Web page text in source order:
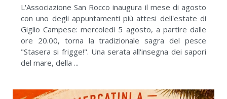
L'Associazione San Rocco inaugura il mese di agosto
con uno degli appuntamenti più attesi dell'estate di
Giglio Campese: mercoledì 5 agosto, a partire dalle
ore 20.00, torna la tradizionale sagra del pesce
"Stasera si frigge!". Una serata all'insegna dei sapori
del mare, della ...